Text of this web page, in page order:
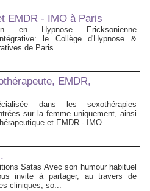
EMDR - IMO à Paris
en Hypnose Ericksonienne
le Collège d'Hypnose &
de Paris...
EMDR,
dans les sexothérapies
sur la femme uniquement, ainsi
et EMDR - IMO....
Satas Avec son humour habituel
invite à partager, au travers de
cliniques, so...